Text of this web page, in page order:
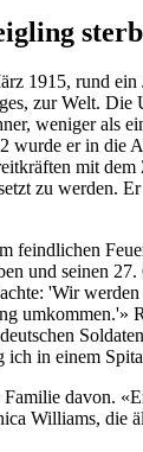
1915, rund ein
zur Welt. Die
weniger als
wurde er in die
mit
zu werden.
feindlichen
und seinen
'Wir
umkommen.'»
ich in einem
davon.
Williams, die